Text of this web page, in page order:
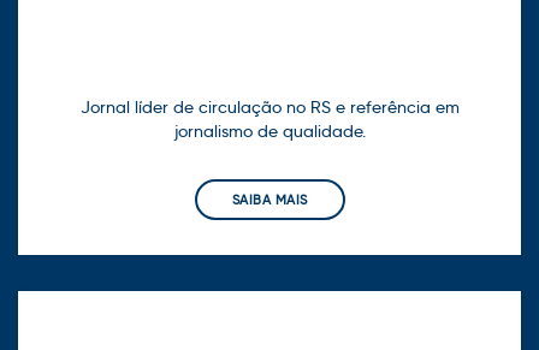
Jornal líder de circulação no RS e referência em
jornalismo de qualidade.
SAIBA MAIS